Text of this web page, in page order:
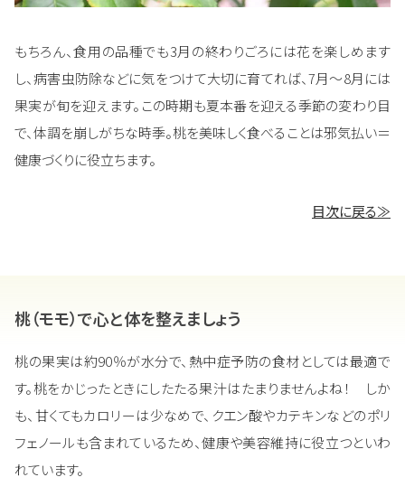
もちろん、食用の品種でも3月の終わりごろには花を楽しめます
し、病害虫防除などに気をつけて大切に育てれば、7月～8月には
果実が旬を迎えます。この時期も夏本番を迎える季節の変わり目
で、体調を崩しがちな時季。桃を美味しく食べることは邪気払い＝
健康づくりに役立ちます。
目次に戻る≫
桃（モモ）で心と体を整えましょう
桃の果実は約90％が水分で、熱中症予防の食材としては最適で
す。桃をかじったときにしたたる果汁はたまりませんよね！ しか
も、甘くてもカロリーは少なめで、クエン酸やカテキンなどのポリ
フェノールも含まれているため、健康や美容維持に役立つといわ
れています。